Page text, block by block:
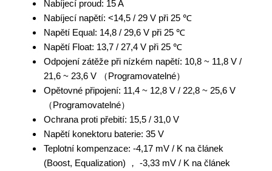
Nabíjecí proud: 15 A
Nabíjecí napětí: <14,5 / 29 V při 25 ℃
Napětí Equal: 14,8 / 29,6 V při 25 ℃
Napětí Float: 13,7 / 27,4 V při 25 ℃
Odpojení zátěže při nízkém napětí: 10,8 ~ 11,8 V /
21,6 ~ 23,6 V （Programovatelné）
Opětovné připojení: 11,4 ~ 12,8 V / 22,8 ~ 25,6 V
（Programovatelné）
Ochrana proti přebití: 15,5 / 31,0 V
Napětí konektoru baterie: 35 V
Teplotní kompenzace: -4,17 mV / K na článek
(Boost, Equalization) ， -3,33 mV / K na článek